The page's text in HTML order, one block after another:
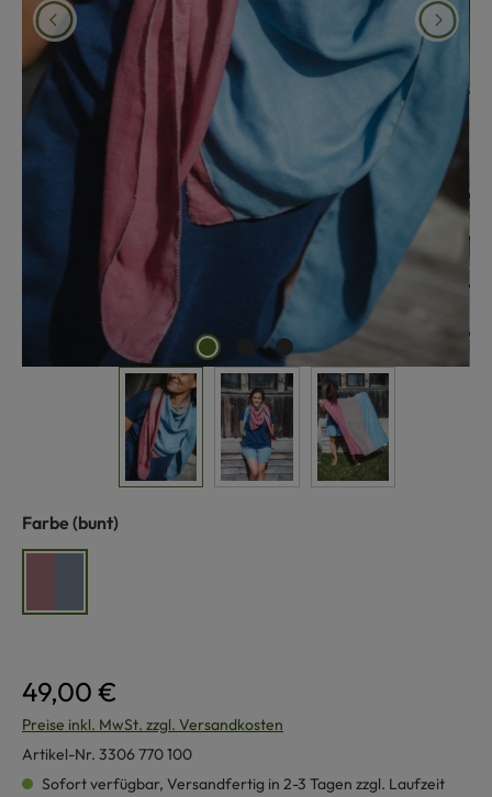
Farbe auswählen
(bunt)
49,00 €
Preise inkl. MwSt. zzgl. Versandkosten
Artikel-Nr. 3306 770 100
Sofort verfügbar, Versandfertig in 2-3 Tagen zzgl. Laufzeit